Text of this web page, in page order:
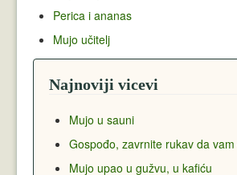
Perica i ananas
Mujo učitelj
Najnoviji vicevi
Mujo u sauni
Gospođo, zavrnite rukav da
Mujo upao u gužvu, u kafiću